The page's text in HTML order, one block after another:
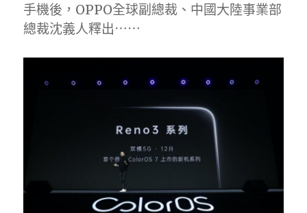
手機後，OPPO全球副總裁、中國大陸事業部
總裁沈義人釋出⋯⋯